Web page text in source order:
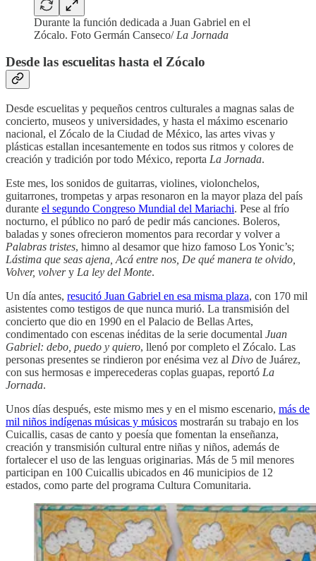
Durante la función dedicada a Juan Gabriel en el
Zócalo. Foto Germán Canseco/ La Jornada
Desde las escuelitas hasta el Zócalo
Desde escuelitas y pequeños centros culturales a magnas salas de
concierto, museos y universidades, y hasta el máximo escenario
nacional, el Zócalo de la Ciudad de México, las artes vivas y
plásticas estallan incesantemente en todos sus ritmos y colores de
creación y tradición por todo México, reporta La Jornada.
Este mes, los sonidos de guitarras, violines, violonchelos,
guitarrones, trompetas y arpas resonaron en la mayor plaza del país
durante el segundo Congreso Mundial del Mariachi. Pese al frío
nocturno, el público no paró de pedir más canciones. Boleros,
baladas y sones ofrecieron momentos para recordar y volver a
Palabras tristes, himno al desamor que hizo famoso Los Yonic’s;
Lástima que seas ajena, Acá entre nos, De qué manera te olvido,
Volver, volvery La ley del Monte.
Un día antes, resucitó Juan Gabriel en esa misma plaza, con 170 mil
asistentes como testigos de que nunca murió. La transmisión del
concierto que dio en 1990 en el Palacio de Bellas Artes,
condimentado con escenas inéditas de la serie documental Juan
Gabriel: debo, puedo y quiero, llenó por completo el Zócalo. Las
personas presentes se rindieron por enésima vez al Divo de Juárez,
con sus hermosas e imperecederas coplas guapas, reportó La
Jornada.
Unos días después, este mismo mes y en el mismo escenario, más de
mil niños indígenas músicas y músicos mostrarán su trabajo en los
Cuicallis, casas de canto y poesía que fomentan la enseñanza,
creación y transmisión cultural entre niñas y niños, además de
fortalecer el uso de las lenguas originarias. Más de 5 mil menores
participan en 100 Cuicallis ubicados en 46 municipios de 12
estados, como parte del programa Cultura Comunitaria.